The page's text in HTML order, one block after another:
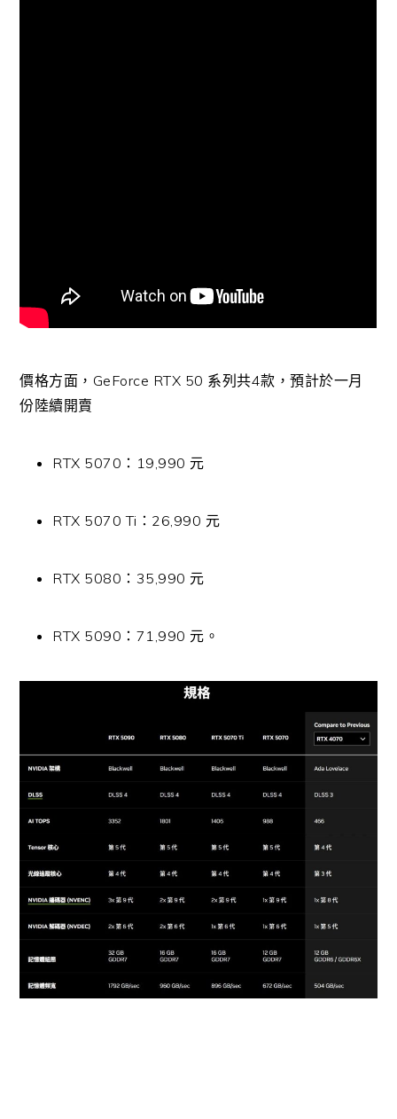
價格方面，GeForce RTX 50 系列共4款，預計於一月
份陸續開賣
RTX 5070：19,990 元
RTX 5070 Ti：26,990 元
RTX 5080：35,990 元
RTX 5090：71,990 元。